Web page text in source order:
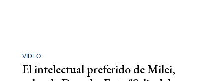
VIDEO
El intelectual preferido de Milei,